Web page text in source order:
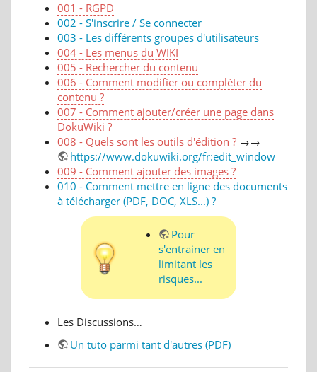
001 - RGPD
002 - S'inscrire / Se connecter
003 - Les différents groupes d'utilisateurs
004 - Les menus du WIKI
005 - Rechercher du contenu
006 - Comment modifier ou compléter du
contenu ?
007 - Comment ajouter/créer une page dans
DokuWiki ?
008 - Quels sont les outils d'édition ? →→
https://www.dokuwiki.org/fr:edit_window
009 - Comment ajouter des images ?
010 - Comment mettre en ligne des documents
à télécharger (PDF, DOC, XLS...) ?
Pour
s'entrainer en
limitant les
risques...
Les Discussions…
Un tuto parmi tant d'autres (PDF)